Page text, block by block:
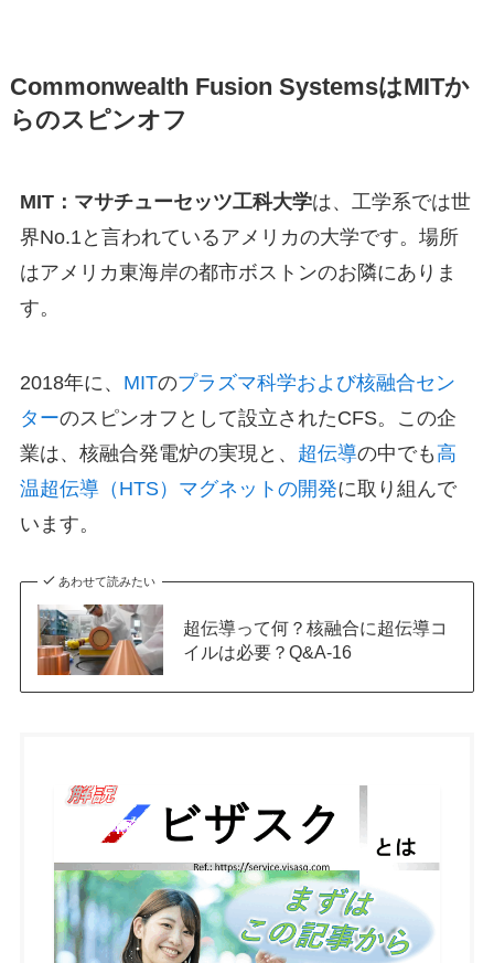
Commonwealth Fusion SystemsはMITか
らのスピンオフ
MIT：マサチューセッツ工科大学は、工学系では世
界No.1と言われているアメリカの大学です。場所
はアメリカ東海岸の都市ボストンのお隣にありま
す。
2018年に、 MITのプラズマ科学および核融合セン
ターのスピンオフとして設立されたCFS。この企
業は、核融合発電炉の実現と、 超伝導の中でも高
温超伝導（HTS）マグネットの開発に取り組んで
います。
あわせて読みたい
超伝導って何？核融合に超伝導コ
イルは必要？Q&A-16